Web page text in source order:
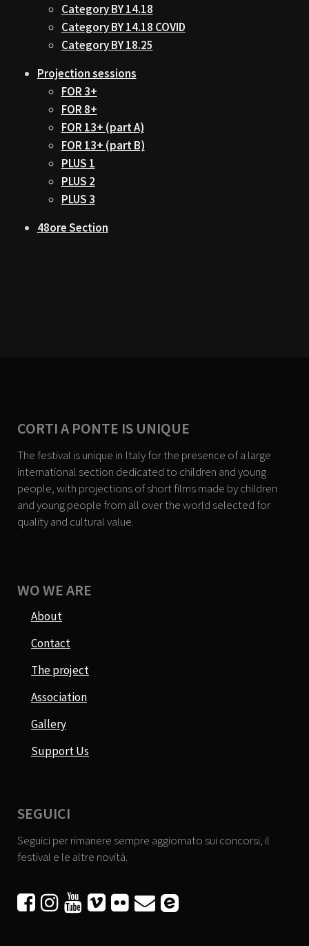
Category BY 14.18
Category BY 14.18 COVID
Category BY 18.25
Projection sessions
FOR 3+
FOR 8+
FOR 13+ (part A)
FOR 13+ (part B)
PLUS 1
PLUS 2
PLUS 3
48ore Section
CORTI A PONTE IS UNIQUE
The festival is unique in Italy for the presence of a large
international section dedicated to children and young
people, with projections of short films made by children
and young people from all over the world selected for
quality and cultural value.
WO WE ARE
About
Contact
The project
Association
Gallery
Support Us
SEGUICI
Seguici per rimanere sempre aggiornato sui concorsi, il
festival e le altre novità.
     